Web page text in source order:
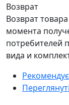
Возврат
Возврат
момента
потребителей
вида и